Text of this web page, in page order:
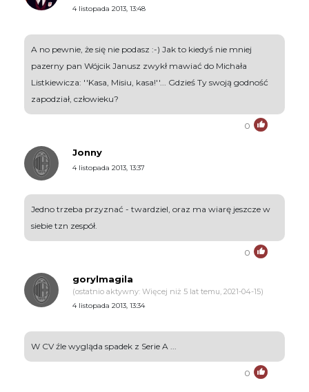
4 listopada 2013, 13:48
A no pewnie, że się nie podasz :-) Jak to kiedyś nie mniej
pazerny pan Wójcik Janusz zwykł mawiać do Michała
Listkiewicza: ''Kasa, Misiu, kasa!''... Gdzieś Ty swoją godność
zapodział, człowieku?
0
Jonny
4 listopada 2013, 13:37
Jedno trzeba przyznać - twardziel, oraz ma wiarę jeszcze w
siebie tzn zespół.
0
gorylmagila
(ostatnio aktywny: Więcej niż 5 lat temu, 2021-04-15)
4 listopada 2013, 13:34
W CV źle wygląda spadek z Serie A ...
0